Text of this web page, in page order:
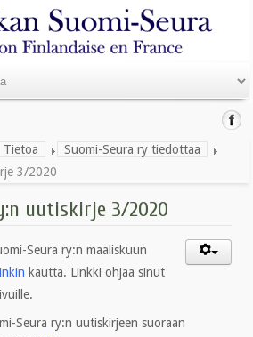
Tietoa
Suomi-Seura ry tiedottaa
3/2020
uutiskirje 3/2020
Seura ry:n maaliskuun
kautta. Linkki ohjaa sinut
Seura ry:n uutiskirjeen suoraan